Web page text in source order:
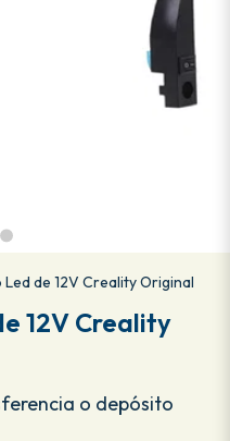
de 12V Creality Original
12V Creality
o depósito